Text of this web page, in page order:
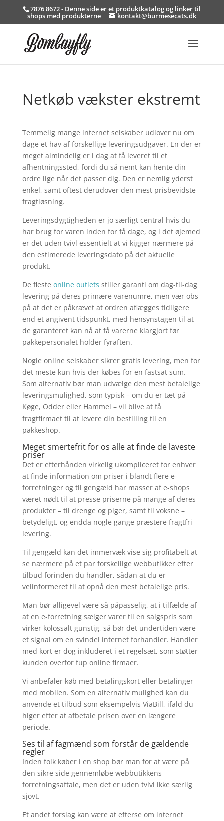
7876 8672 - Denne side er et produktkatalog og linker til
shops med produkterne kontakt@burmesecats.dk
Netkøb vækster ekstremt
Temmelig mange internet selskaber udlover nu om
dage et hav af forskellige leveringsudgaver. En der er
meget almindelig er i dag at få leveret til et
afhentningssted, fordi du så nemt kan hente din
ordre lige når det passer dig. Den er nemlig yderst
enkel, samt oftest derudover den mest prisbevidste
fragtløsning.
Leveringsdygtigheden er jo særligt central hvis du
har brug for varen inden for få dage, og i det øjemed
er det uden tvivl essentielt at vi kigger nærmere på
den estimerede leveringsdato på det aktuelle
produkt.
De fleste online outlets stiller garanti om dag-til-dag
levering på deres primære varenumre, men vær obs
på at det er påkrævet at ordren aflægges tidligere
end et angivent tidspunkt, med hensynstagen til at
de garanteret kan nå at få varerne klargjort før
pakkepersonalet holder fyraften.
Nogle online selskaber sikrer gratis levering, men for
det meste kun hvis der købes for en fastsat sum.
Som alternativ bør man udvælge den mest betalelige
leveringsmulighed, som typisk – om du er tæt på
Køge, Odder eller Hammel – vil blive at få
fragtfirmaet til at levere din bestilling til en
pakkeshop.
Meget smertefrit for os alle at finde de laveste
priser
Det er efterhånden virkelig ukompliceret for enhver
at finde information om priser i blandt flere e-
forretninger og til gengæld har masser af e-shops
været nødt til at presse priserne på mange af deres
produkter – til drenge og piger, samt til voksne –
betydeligt, og endda nogle gange præstere fragtfri
levering.
Til gengæld kan det immervæk vise sig profitabelt at
se nærmere på et par forskellige webbutikker efter
tilbud forinden du handler, sådan at du er
velinformeret til at opnå den mest betalelige pris.
Man bør alligevel være så påpasselig, at i tilfælde af
at en e-forretning sælger varer til en salgspris som
virker kolossalt gunstig, så bør det undertiden være
et signal om en svindel internet forhandler. Handler
med kort er dog inkluderet i et regelsæt, som støtter
kunden overfor fup online firmaer.
Vi anbefaler køb med betalingskort eller betalinger
med mobilen. Som en alternativ mulighed kan du
anvende et tilbud som eksempelvis ViaBill, ifald du
higer efter at afbetale prisen over en længere
periode.
Ses til af fagmænd som forstår de gældende
regler
Inden folk køber i en shop bør man for at være på
den sikre side gennemløbe webbutikkens
forretningsaftale, men det er uden tvivl ikke særlig
sjovt.
Et andet forslag kan være at efterse om internet